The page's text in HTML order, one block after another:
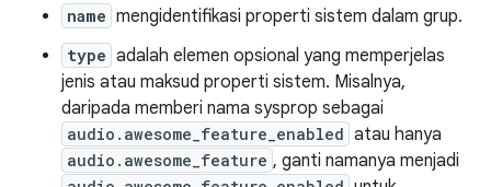
name mengidentifikasi properti sistem dalam grup.
type adalah elemen opsional yang memperjelas
jenis atau maksud properti sistem. Misalnya,
daripada memberi nama sysprop sebagai
audio.awesome_feature_enabled atau hanya
audio.awesome_feature , ganti namanya menjadi